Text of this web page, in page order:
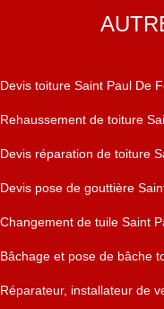
Devis toiture Saint Paul De
Rehaussement de toiture
Devis réparation de toiture
Devis pose de gouttière
Changement de tuile Saint
Bâchage et pose de bâche
Réparateur, installateur de